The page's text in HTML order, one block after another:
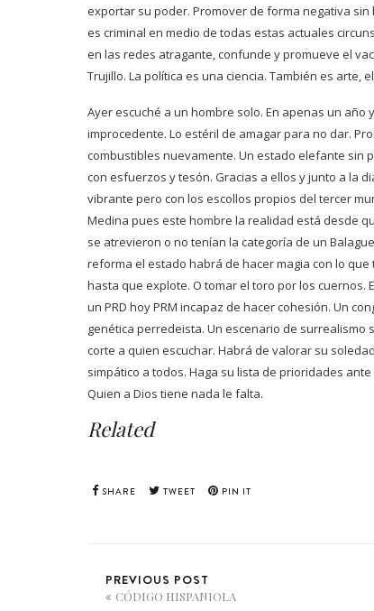
exportar su poder. Promover de forma negativa
es criminal en medio de todas estas actuales
en las redes atragante, confunde y promueve el
Trujillo. La política es una ciencia. También es arte,
Ayer escuché a un hombre solo. En apenas un
improcedente. Lo estéril de amagar para no dar.
combustibles nuevamente. Un estado elefante sin
con esfuerzos y tesón. Gracias a ellos y junto a la
vibrante pero con los escollos propios del tercer
Medina pues este hombre la realidad está desde
se atrevieron o no tenían la categoría de un
reforma el estado habrá de hacer magia con lo
hasta que explote. O tomar el toro por los cuernos.
un PRD hoy PRM incapaz de hacer cohesión. Un
genética perredeista. Un escenario de
corte a quien escuchar. Habrá de valorar su
simpático a todos. Haga su lista de prioridades
Quien a Dios tiene nada le falta.
Related
SHARE TWEET PIN IT
PREVIOUS POST
CÓDIGO HISPANIOLA